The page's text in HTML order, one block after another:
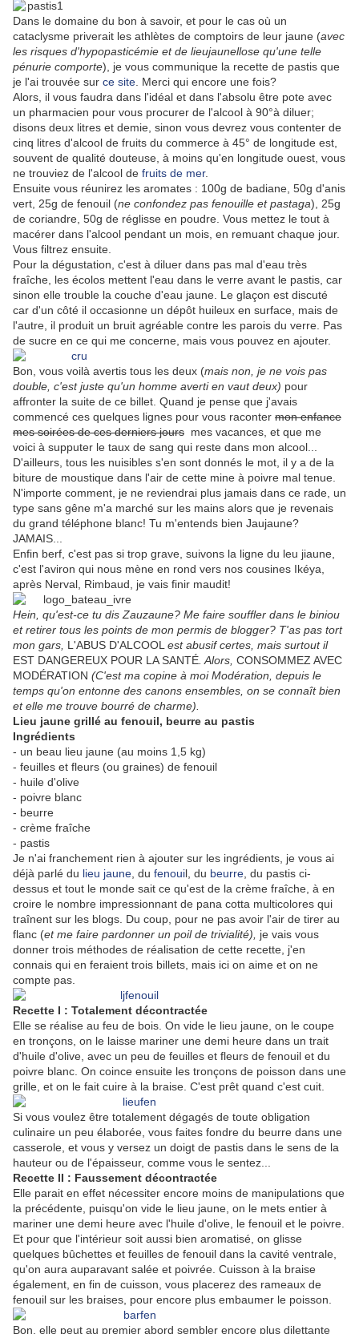
Dans le domaine du bon à savoir, et pour le cas où un
cataclysme priverait les athlètes de comptoirs de leur jaune (avec
les risques d'hypopasticémie et de lieujaunellose qu'une telle
pénurie comporte), je vous communique la recette de pastis que
je l'ai trouvée sur ce site . Merci qui encore une fois?
Alors, il vous faudra dans l'idéal et dans l'absolu être pote avec
un pharmacien pour vous procurer de l'alcool à 90°à diluer;
disons deux litres et demie, sinon vous devrez vous contenter de
cinq litres d'alcool de fruits du commerce à 45° de longitude est,
souvent de qualité douteuse, à moins qu'en longitude ouest, vous
ne trouviez de l'alcool de fruits de mer.
Ensuite vous réunirez les aromates : 100g de badiane, 50g d'anis
vert, 25g de fenouil (ne confondez pas fenouille et pastaga), 25g
de coriandre, 50g de réglisse en poudre. Vous mettez le tout à
macérer dans l'alcool pendant un mois, en remuant chaque jour.
Vous filtrez ensuite.
Pour la dégustation, c'est à diluer dans pas mal d'eau très
fraîche, les écolos mettent l'eau dans le verre avant le pastis, car
sinon elle trouble la couche d'eau jaune. Le glaçon est discuté
car d'un côté il occasionne un dépôt huileux en surface, mais de
l'autre, il produit un bruit agréable contre les parois du verre. Pas
de sucre en ce qui me concerne, mais vous pouvez en ajouter.
Bon, vous voilà avertis tous les deux (mais non, je ne vois pas
double, c'est juste qu'un homme averti en vaut deux) pour
affronter la suite de ce billet. Quand je pense que j'avais
commencé ces quelques lignes pour vous raconter mon enfance
mes soirées de ces derniers jours mes vacances, et que me
voici à supputer le taux de sang qui reste dans mon alcool...
D'ailleurs, tous les nuisibles s'en sont donnés le mot, il y a de la
biture de moustique dans l'air de cette mine à poivre mal tenue.
N'importe comment, je ne reviendrai plus jamais dans ce rade, un
type sans gêne m'a marché sur les mains alors que je revenais
du grand téléphone blanc! Tu m'entends bien Jaujaune?
JAMAIS...
Enfin berf, c'est pas si trop grave, suivons la ligne du leu jiaune,
c'est l'aviron qui nous mène en rond vers nos cousines Ikéya,
après Nerval, Rimbaud, je vais finir maudit!
Hein, qu'est-ce tu dis Zauzaune? Me faire souffler dans le biniou
et retirer tous les points de mon permis de blogger? T'as pas tort
mon gars, L'ABUS D'ALCOOL est abusif certes, mais surtout il
EST DANGEREUX POUR LA SANTÉ . Alors, CONSOMMEZ AVEC
MODÉRATION (C'est ma copine à moi Modération, depuis le
temps qu'on entonne des canons ensembles, on se connaît bien
et elle me trouve bourré de charme).
Lieu jaune grillé au fenouil, beurre au pastis
Ingrédients
- un beau lieu jaune (au moins 1,5 kg)
- feuilles et fleurs (ou graines) de fenouil
- huile d'olive
- poivre blanc
- beurre
- crème fraîche
- pastis
Je n'ai franchement rien à ajouter sur les ingrédients, je vous ai
déjà parlé du lieu jaune , du fenouil, du beurre , du pastis ci-
dessus et tout le monde sait ce qu'est de la crème fraîche, à en
croire le nombre impressionnant de pana cotta multicolores qui
traînent sur les blogs. Du coup, pour ne pas avoir l'air de tirer au
flanc (et me faire pardonner un poil de trivialité),
je vais vous
donner trois méthodes de réalisation de cette recette, j'en
connais qui en feraient trois billets, mais ici on aime et on ne
compte pas.
Recette I : Totalement décontractée
Elle se réalise au feu de bois. On vide le lieu jaune, on le coupe
en tronçons, on le laisse mariner une demi heure dans un trait
d'huile d'olive, avec un peu de feuilles et fleurs de fenouil et du
poivre blanc. On coince ensuite les tronçons de poisson dans une
grille, et on le fait cuire à la braise. C'est prêt quand c'est cuit.
Si vous voulez être totalement dégagés de toute obligation
culinaire un peu élaborée, vous faites fondre du beurre dans une
casserole, et vous y versez un doigt de pastis dans le sens de la
hauteur ou de l'épaisseur, comme vous le sentez...
Recette II : Faussement décontractée
Elle parait en effet nécessiter encore moins de manipulations que
la précédente, puisqu'on vide le lieu jaune, on le mets entier à
mariner une demi heure avec l'huile d'olive, le fenouil et le poivre.
Et pour que l'intérieur soit aussi bien aromatisé, on glisse
quelques bûchettes et feuilles de fenouil dans la cavité ventrale,
qu'on aura auparavant salée et poivrée. Cuisson à la braise
également, en fin de cuisson, vous placerez des rameaux de
fenouil sur les braises, pour encore plus embaumer le poisson.
Bon, elle peut au premier abord sembler encore plus dilettante